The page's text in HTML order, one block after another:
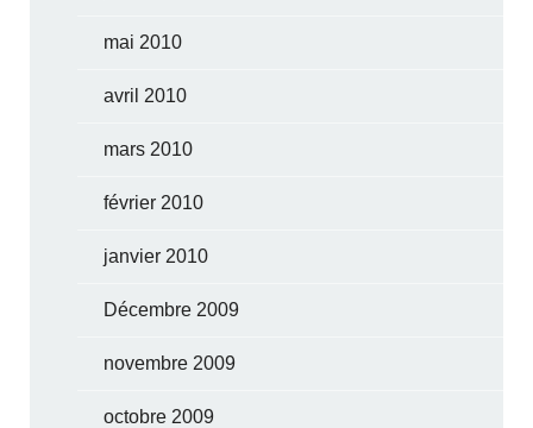
mai 2010
avril 2010
mars 2010
février 2010
janvier 2010
Décembre 2009
novembre 2009
octobre 2009